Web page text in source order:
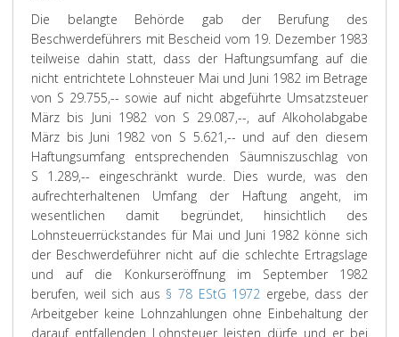
Die belangte Behörde gab der Berufung des
Beschwerdeführers mit Bescheid vom 19. Dezember 1983
teilweise dahin statt, dass der Haftungsumfang auf die
nicht entrichtete Lohnsteuer Mai und Juni 1982 im Betrage
von S 29.755,-- sowie auf nicht abgeführte Umsatzsteuer
März bis Juni 1982 von S 29.087,--, auf Alkoholabgabe
März bis Juni 1982 von S 5.621,-- und auf den diesem
Haftungsumfang entsprechenden Säumniszuschlag von
S 1.289,-- eingeschränkt wurde. Dies wurde, was den
aufrechterhaltenen Umfang der Haftung angeht, im
wesentlichen damit begründet, hinsichtlich des
Lohnsteuerrückstandes für Mai und Juni 1982 könne sich
der Beschwerdeführer nicht auf die schlechte Ertragslage
und auf die Konkurseröffnung im September 1982
berufen, weil sich aus § 78 EStG 1972 ergebe, dass der
Arbeitgeber keine Lohnzahlungen ohne Einbehaltung der
darauf entfallenden Lohnsteuer leisten dürfe und er bei